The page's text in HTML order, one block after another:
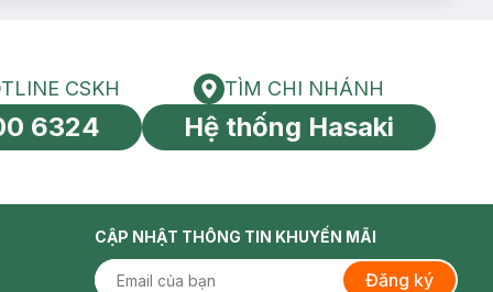
toàn cầu
HOTLINE CSKH
CSKH
6324
Tìm chi nhánh
TÌM CHI NHÁNH
Hệ thống Hasaki
CẬP NHẬT THÔNG TIN KHUYẾN MÃI
Đăng ký